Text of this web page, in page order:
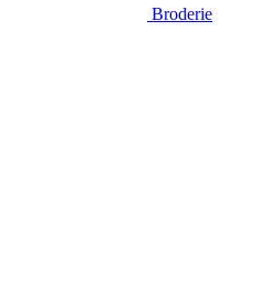
Broderie